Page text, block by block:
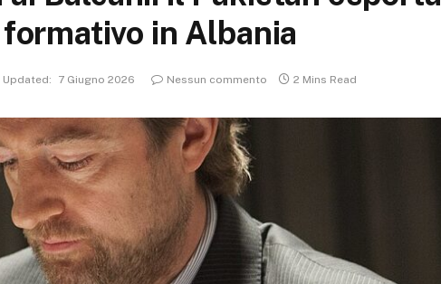
in Albania
Updated: 7 Giugno 2026 Nessun commento 2 Mins Read